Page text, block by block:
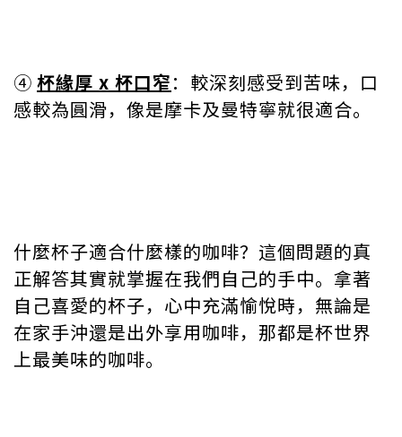
④ 杯緣厚 x 杯口窄：較深刻感受到苦味，口
感較為圓滑，像是摩卡及曼特寧就很適合。
什麼杯子適合什麼樣的咖啡？這個問題的真
正解答其實就掌握在我們自己的手中。拿著
自己喜愛的杯子，心中充滿愉悅時，無論是
在家手沖還是出外享用咖啡，那都是杯世界
上最美味的咖啡。